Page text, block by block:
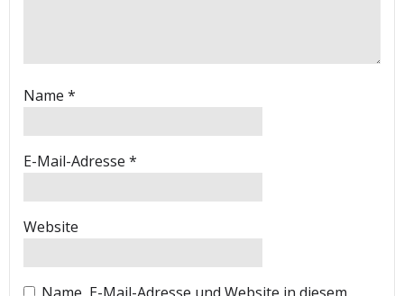
Name *
E-Mail-Adresse *
Website